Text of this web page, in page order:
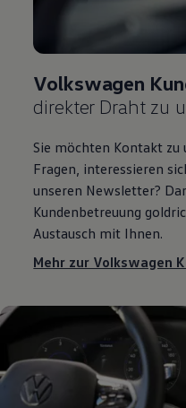
Volkswagen
direkter Draht zu
Sie möchten Kontakt zu
Fragen, interessieren
unseren Newsletter?
Kundenbetreuung
Austausch mit Ihnen.
Mehr zur Volkswagen